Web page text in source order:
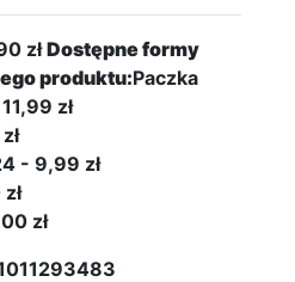
złDostępne formy
produktu:Paczka
zł
- 9,99 zł
zł